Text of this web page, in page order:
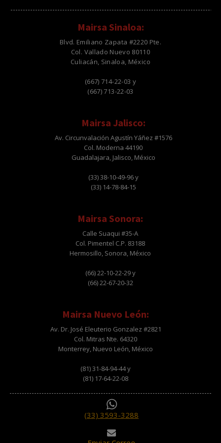
Mairsa Sinaloa:
Blvd. Emiliano Zapata #2220 Pte.
Col. Vallado Nuevo 80110
Culiacán, Sinaloa, México
(667) 714-22-03 y
(667) 713-22-03
Mairsa Jalisco:
Av. Circunvalación Agustín Yáñez #1576
Col. Moderna 44190
Guadalajara, Jalisco, México
(33) 38-10-49-96 y
(33) 14-78-84-15
Mairsa Sonora:
Calle Suaqui #35-A
Col. Pimentel C.P. 83188
Hermosillo, Sonora, México
(66) 22-10-22-29 y
(66) 22-67-20-32
Mairsa Nuevo León:
Av. Dr. José Eleuterio Gonzalez #2821
Col. Mitras Nte. 64320
Monterrey, Nuevo León, México
(81) 31-84-94-44 y
(81) 17-64-22-08
(33) 3593-3288